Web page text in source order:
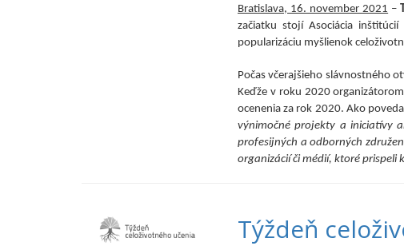
Bratislava, 16. november 2021 –
začiatku stojí Asociácia
popularizáciu myšlienok
Počas včerajšieho slávnostného
Keďže v roku 2020
ocenenia za rok 2020. Ako
výnimočné projekty a iniciatívy
profesijných a odborných
organizácií či médií, ktoré prispeli
Týždeň